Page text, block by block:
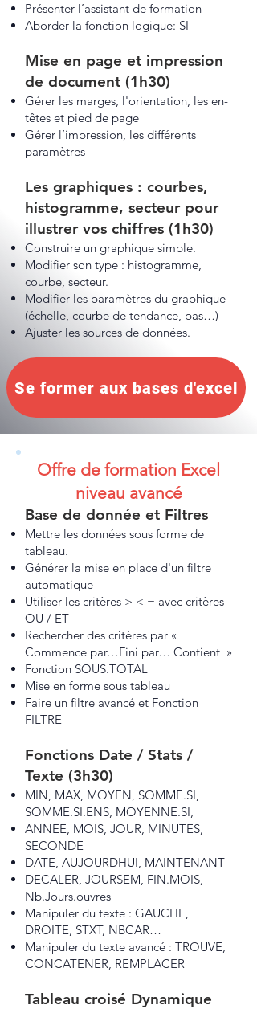
Présenter l’assistant de formation
Aborder la fonction logique: SI
Mise en page et impression
de document (1h30)
Gérer les marges, l'orientation, les en-
têtes et pied de page
Gérer l’impression, les différents
paramètres
Les graphiques : courbes,
histogramme, secteur pour
illustrer vos chiffres (1h30)
Construire un graphique simple.
Modifier son type : histogramme,
courbe, secteur.
Modifier les paramètres du graphique
(échelle, courbe de tendance, pas…)
Ajuster les sources de données.
Se former aux bases d'excel
Offre de formation Excel
niveau avancé
Base de donnée et Filtres
Mettre les données sous forme de
tableau.
Générer la mise en place d'un filtre
automatique
Utiliser les critères > < = avec critères
OU / ET
Rechercher des critères par «
Commence par…Fini par… Contient »
Fonction SOUS.TOTAL
Mise en forme sous tableau
Faire un filtre avancé et Fonction
FILTRE
Fonctions Date / Stats /
Texte (3h30)
MIN, MAX, MOYEN, SOMME.SI,
SOMME.SI.ENS, MOYENNE.SI,
ANNEE, MOIS, JOUR, MINUTES,
SECONDE
DATE, AUJOURDHUI, MAINTENANT
DECALER, JOURSEM, FIN.MOIS,
Nb.Jours.ouvres
Manipuler du texte : GAUCHE,
DROITE, STXT, NBCAR…
Manipuler du texte avancé : TROUVE,
CONCATENER, REMPLACER
Tableau croisé Dynamique